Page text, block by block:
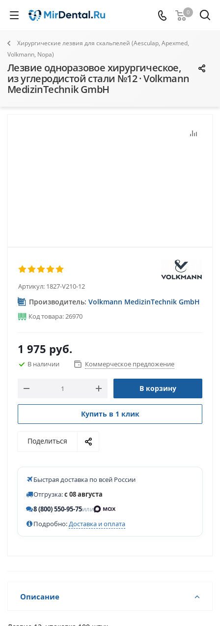
0
Хирургические лезвия для скальпелей (Aesculap, Apexmed,
Volkmann, Nopa)
Лезвие одноразовое хирургическое,
из углеродистой стали №12 · Volkmann
MedizinTechnik GmbH
Артикул: 1827-V210-12
Производитель: Volkmann MedizinTechnik GmbH
Код товара: 26970
1 975 руб.
В наличии Коммерческое предложение
В корзину
Купить в 1 клик
Поделиться
Быстрая доставка по всей России
Отгрузка:с 08 августа
8 (800) 550-95-75или
Подробно:Доставка и оплата
Описание